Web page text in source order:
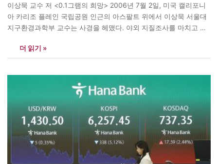
이상묵 교수 저 <0.1그램의 희망> 2006년 7월 2일, 미국 캘리포니
아 카리조 플레인 국립공원 인근의 아스팔트 위에서 이상묵 서울대
지구환경과학부 교수는 사경을 헤맸다. 야외 지질조사를 마치고 돌
잃었고 그는 척추를 다쳐 목 아래 전신이 마비되는 비극을 맞았다. 3
일간의 의식불명, 0.1%의 생존 확률.…
더 읽기 »